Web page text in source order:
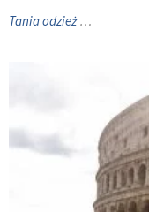
Tania odzież…